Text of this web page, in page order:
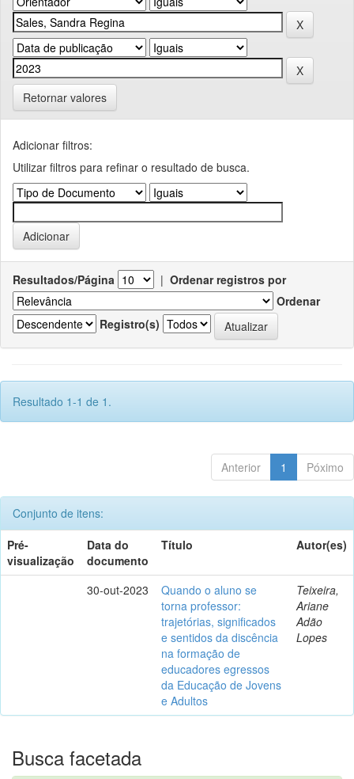
Retornar valores
Adicionar filtros:
Utilizar filtros para refinar o resultado de busca.
Resultados/Página | Ordenar registros por
Ordenar
Registro(s)
Resultado 1-1 de 1.
Anterior 1 Póximo
Conjunto de itens:
Pré-
visualização
Data do
documento
Título Autor(es)
30-out-2023
Quando o aluno se
torna professor:
trajetórias, significados
e sentidos da discência
na formação de
educadores egressos
da Educação de Jovens
e Adultos
Teixeira,
Ariane
Adão
Lopes
Busca facetada